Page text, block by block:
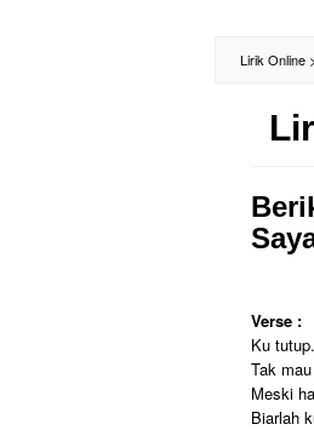
Lirik Online >
Verse :
Ku
Tak
Meski
Biarlah